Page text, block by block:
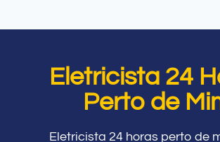
Eletricista 24
Perto de
Eletricista 24 horas perto de